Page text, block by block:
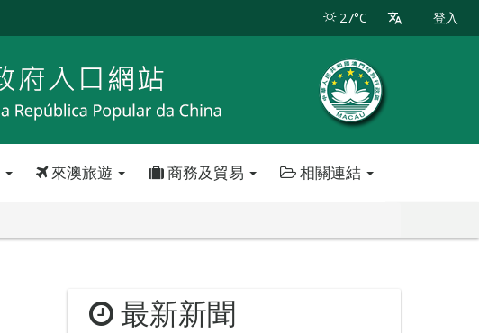
27°C 登入
來澳旅遊 商務及貿易 相關連結
最新新聞